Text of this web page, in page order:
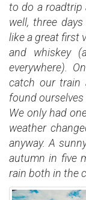
to do a roadtrip
well, three
like a great first
and whiskey
everywhere).
catch our train
found
We only had
weather
anyway. A
autumn in five
rain both in the